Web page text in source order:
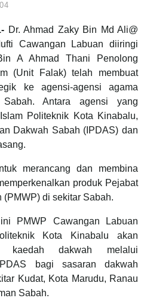
Dr. Ahmad Zaky Bin Md Ali@
Cawangan Labuan diiringi
A Ahmad Thani Penolong
(Unit Falak) telah membuat
ke agensi-agensi agama
Antara agensi yang
Politeknik Kota Kinabalu,
Dakwah Sabah (IPDAS) dan
merancang dan membina
produk Pejabat
(PMWP) di sekitar Sabah.
PMWP Cawangan Labuan
Kota Kinabalu akan
kaedah dakwah melalui
bagi sasaran dakwah
Kudat, Kota Marudu, Ranau
Sabah.